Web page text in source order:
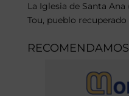
La Iglesia de Santa
Tou, pueblo
RECOMENDAMOS